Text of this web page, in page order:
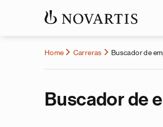
Home Carreras Buscador de
Buscador de